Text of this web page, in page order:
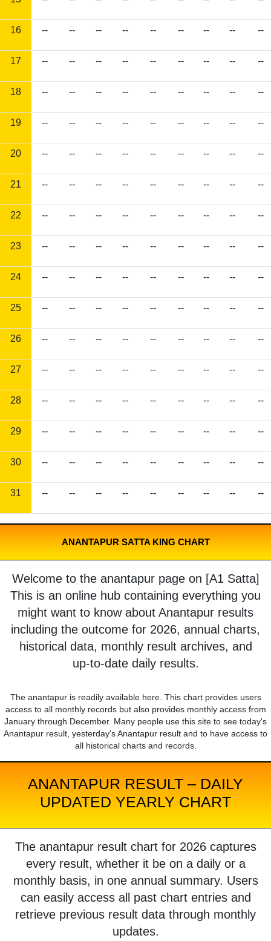
16 -- -- -- -- -- -- -- -- --
17 -- -- -- -- -- -- -- -- --
18 -- -- -- -- -- -- -- -- --
19 -- -- -- -- -- -- -- -- --
20 -- -- -- -- -- -- -- -- --
21 -- -- -- -- -- -- -- -- --
22 -- -- -- -- -- -- -- -- --
23 -- -- -- -- -- -- -- -- --
24 -- -- -- -- -- -- -- -- --
25 -- -- -- -- -- -- -- -- --
26 -- -- -- -- -- -- -- -- --
27 -- -- -- -- -- -- -- -- --
28 -- -- -- -- -- -- -- -- --
29 -- -- -- -- -- -- -- -- --
30 -- -- -- -- -- -- -- -- --
31 -- -- -- -- -- -- -- -- --
ANANTAPUR SATTA KING CHART
Welcome to the anantapur page on [A1 Satta]
This is an online hub containing everything you
might want to know about Anantapur results
including the outcome for 2026, annual charts,
historical data, monthly result archives, and
up-to-date daily results.
The anantapur is readily available here. This chart provides users
access to all monthly records but also provides monthly access from
January through December. Many people use this site to see today's
Anantapur result, yesterday's Anantapur result and to have access to
all historical charts and records.
ANANTAPUR RESULT – DAILY
UPDATED YEARLY CHART
The anantapur result chart for 2026 captures
every result, whether it be on a daily or a
monthly basis, in one annual summary. Users
can easily access all past chart entries and
retrieve previous result data through monthly
updates.